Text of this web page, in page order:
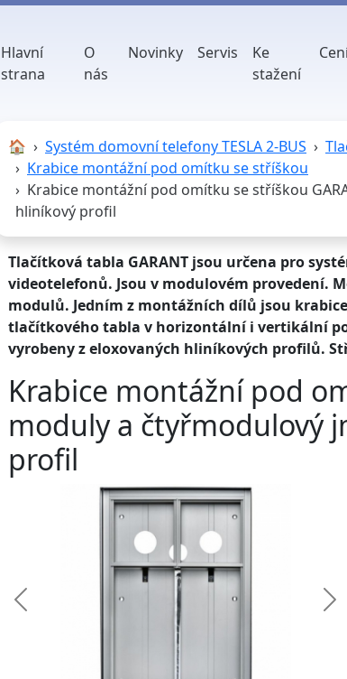
Hlavní
strana
O
nás
Novinky Servis
Ke
stažení
🏠︎ Systém domovní telefony TESLA 2-BUS
Krabice montážní pod omítku se stříškou
Krabice montážní pod omítku se stříškou
hliníkový profil
Tlačítková tabla GARANT jsou určena pro
videotelefonů. Jsou v modulovém provedení.
modulů. Jedním z montážních dílů jsou
tlačítkového tabla v horizontální i vertikální
vyrobeny z eloxovaných hliníkových profilů.
Krabice montážní pod
moduly a čtyřmodulový
profil
Předchozí